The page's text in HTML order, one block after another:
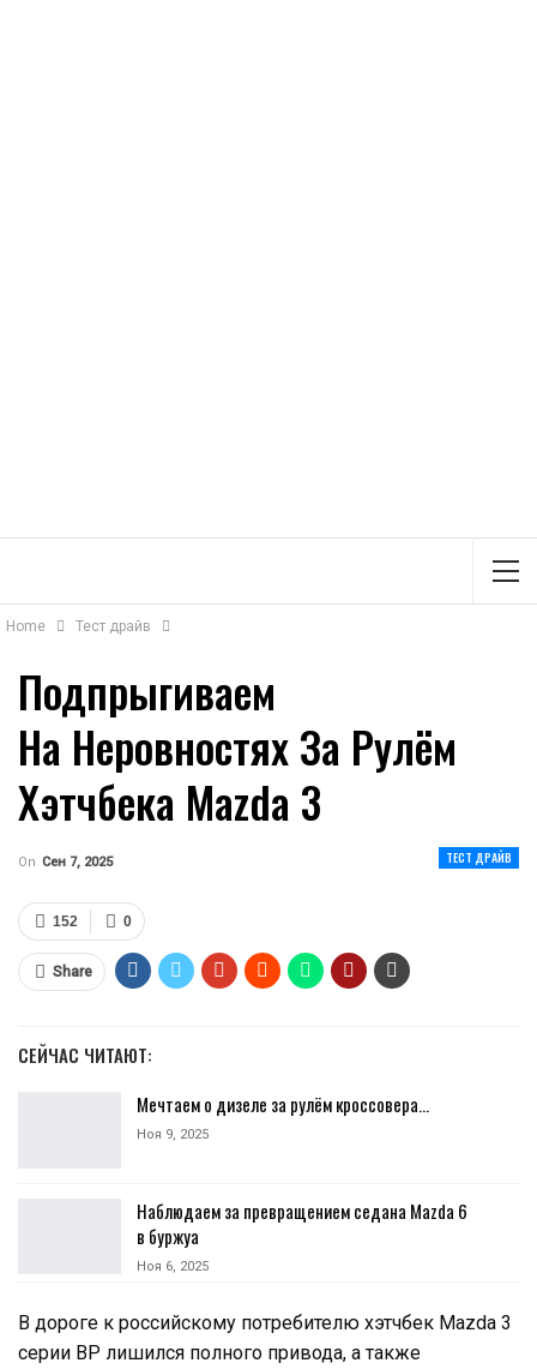
Home Тест драйв
Подпрыгиваем
На Неровностях За Рулём
Хэтчбека Mazda 3
ТЕСТ ДРАЙВ
On Сен 7, 2025
0
152
Share
СЕЙЧАС ЧИТАЮТ:
Мечтаем о дизеле за рулём кроссовера…
Ноя 9, 2025
Наблюдаем за превращением седана Mazda 6
в буржуа
Ноя 6, 2025
В дороге к российскому потребителю хэтчбек Mazda 3
серии BP лишился полного привода, а также